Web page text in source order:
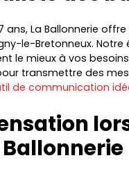
ans, La Ballonnerie offre
le-Bretonneux.
le mieux à vos
transmettre des
de communication
Ballonnerie